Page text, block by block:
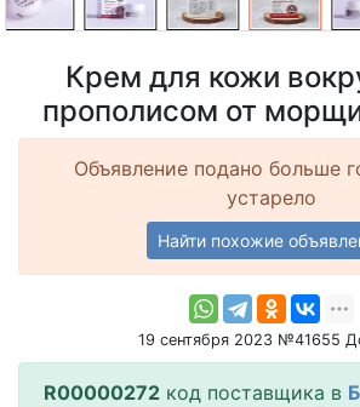
Крем для кожи
прополисом от
Объявление подано больше
устарело
Найти похожие
19 сентября 2023 №41655
R00000272 код поставщика в